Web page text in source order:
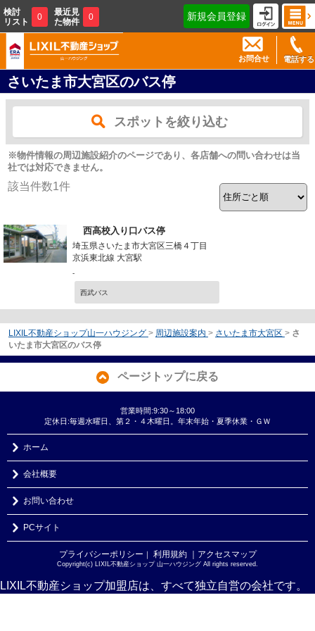
検討
リスト
0
最近見
た物件
0 新規会員登録
電話する
お問合せ
さいたま市大宮区のバス停
スポットを絞り込む
※物件情報の周辺施設紹介のページであり、各店舗への問い合わせは当
社では対応できません。
該当件数1件
西高校入り口バス停
埼玉県さいたま市大宮区三橋４丁目
京浜東北線 大宮駅
-
西武バス
LIXIL不動産ショップ山一ハウジング > 周辺施設案内 > さいたま市大宮区 > さ
いたま市大宮区のバス停
ページトップに戻る
営業時間:9:30～18:00
定休日:毎週水曜日、第２・４木曜日。年末年始・夏季休業・ＧＷ
ホーム
会社概要
お問い合わせ
PCサイト
プライバシーポリシー ｜ 利用規約 ｜アクセスマップ
Copyright(c) LIXIL不動産ショップ 山一ハウジング All rights reserved.
LIXIL不動産ショップ加盟店は、すべて独立自営の会社です。